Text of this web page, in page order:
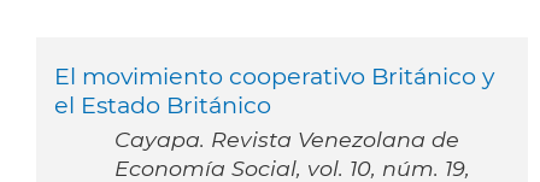
El movimiento cooperativo Británico y
el Estado Británico
Cayapa. Revista Venezolana de
Economía Social, vol. 10, núm. 19,